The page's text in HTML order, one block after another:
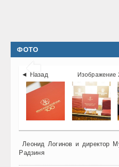
ФОТО

◄ Назад Изображение
Леонид Логинов и директор
Радзиня